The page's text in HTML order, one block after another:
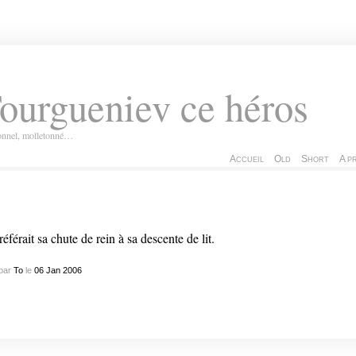
ce héros
molletonné…
Accueil Old Short A
sa chute de rein à sa descente de lit.
Tole 06 Jan 2006